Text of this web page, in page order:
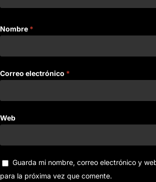
Nombre *
Correo electrónico *
Web
Guarda mi nombre, correo electrónico y
para la próxima vez que comente.